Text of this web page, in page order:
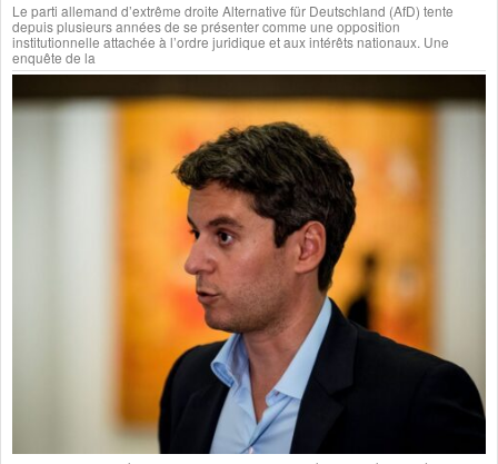
Le parti allemand d’extrême droite Alternative für Deutschland (AfD) tente
depuis plusieurs années de se présenter comme une opposition
institutionnelle attachée à l’ordre juridique et aux intérêts nationaux. Une
enquête de la